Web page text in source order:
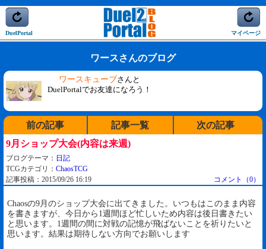
DuelPortal マイページ
ワースさんのブログ
ワースキューブさんと
DuelPortalでお友達になろう！
前の記事 記事一覧
次の記事
9月ショップ大会(内容は来週)
ブログテーマ： 日記
TCGカテゴリ： ChaosTCG
記事投稿：2015/09/26 16:19
コメント（0）
Chaosの9月のショップ大会に出てきました。いつもはこのまま内容
を書きますが、今日から1週間ほど忙しいため内容は後日書きたい
と思います。1週間の間に対戦の記憶が飛ばないことを祈りたいと
思います。結果は期待しない方向でお願いします